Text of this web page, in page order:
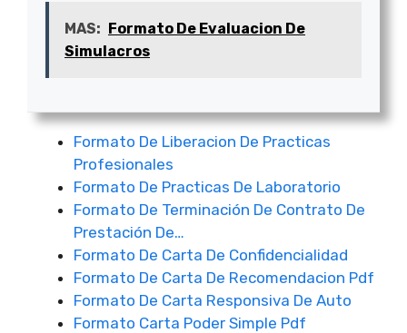
MAS: Formato De Evaluacion De
Simulacros
Formato De Liberacion De Practicas
Profesionales
Formato De Practicas De Laboratorio
Formato De Terminación De Contrato De
Prestación De…
Formato De Carta De Confidencialidad
Formato De Carta De Recomendacion Pdf
Formato De Carta Responsiva De Auto
Formato Carta Poder Simple Pdf